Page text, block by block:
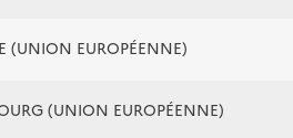
(UNION EUROPÉENNE)
(UNION EUROPÉENNE)